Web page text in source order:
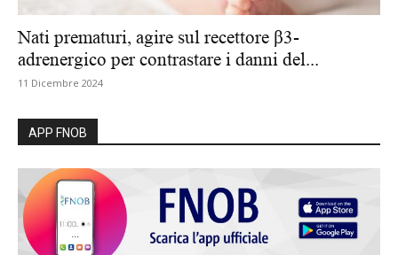
Nati prematuri, agire sul recettore β3-
adrenergico per contrastare i danni del...
11 Dicembre 2024
APP FNOB